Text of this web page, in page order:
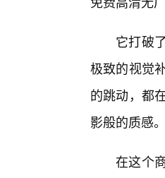
它打破
极致的视觉
的跳动，都
影般的质感。
在这个